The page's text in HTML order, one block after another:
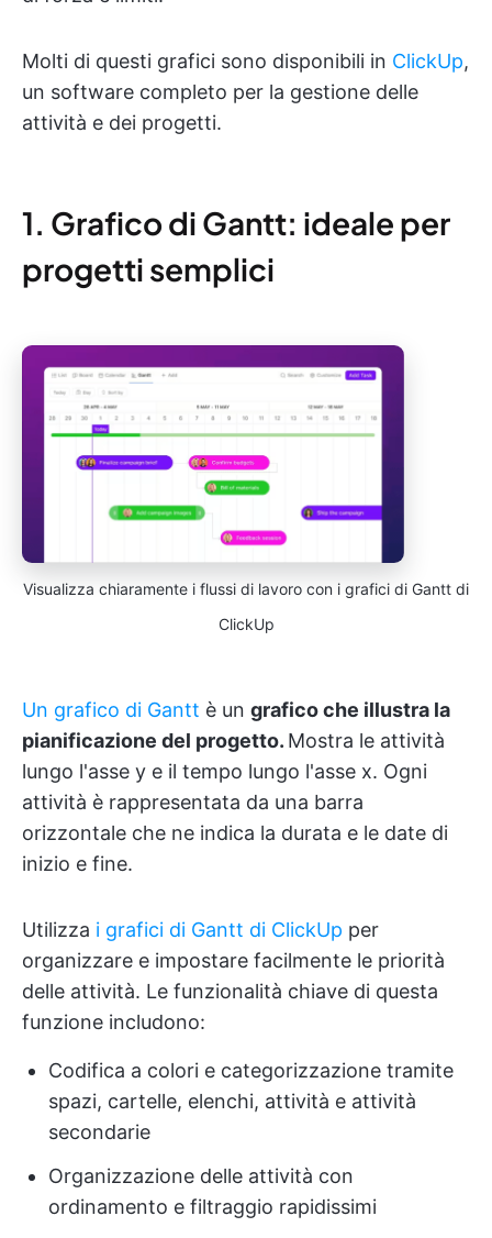
Molti di questi grafici sono disponibili in ClickUp,
un software completo per la gestione delle
attività e dei progetti.
1. Grafico di Gantt: ideale per
progetti semplici
Visualizza chiaramente i flussi di lavoro con i grafici di Gantt di
ClickUp
Un grafico di Gantt è un grafico che illustra la
pianificazione del progetto. Mostra le attività
lungo l'asse y e il tempo lungo l'asse x. Ogni
attività è rappresentata da una barra
orizzontale che ne indica la durata e le date di
inizio e fine.
Utilizza i grafici di Gantt di ClickUp per
organizzare e impostare facilmente le priorità
delle attività. Le funzionalità chiave di questa
funzione includono:
Codifica a colori e categorizzazione tramite
spazi, cartelle, elenchi, attività e attività
secondarie
Organizzazione delle attività con
ordinamento e filtraggio rapidissimi